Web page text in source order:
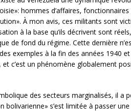
hommes d’affaires,
À mon avis, ces militants sont
à la base qu’ils décrivent sont
de fond du régime. Cette dernière
exemples à la fin des années 1940
c’est un phénomène globalement
des secteurs marginalisés, il a
s’est limitée à passer